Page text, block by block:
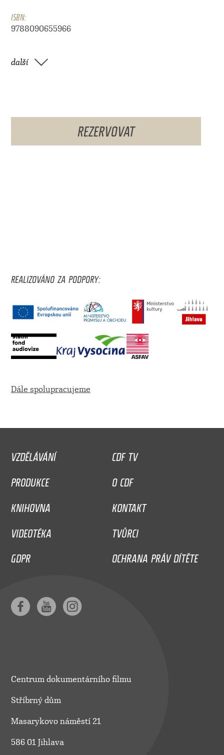
ISBN:
9788090655966
další
REZERVOVAT
REALIZOVÁNO ZA PODPORY:
Dále spolupracujeme
VZDĚLÁVÁNÍ
CDF TV
PRODUKCE
O CDF
KNIHOVNA
KONTAKT
VIDEOTÉKA
TVŮRCI
GDPR
OCHRANA PRÁV DÍTĚTE
Centrum dokumentárního filmu
Stříbrný dům
Masarykovo náměstí 21
586 01 Jihlava